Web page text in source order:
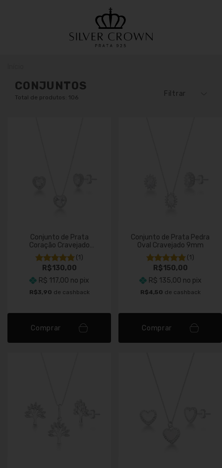
CONJUNTOS
Total de produtos: 106 Filtrar
Conjunto de Prata
Coração Cravejado
8mm
(1)
R$130,00
R$ 117,00 no pix
R$3,90 de cashback
Comprar
Conjunto de Prata Pedra
Oval Cravejado 9mm
(1)
R$150,00
R$ 135,00 no pix
R$4,50 de cashback
Comprar